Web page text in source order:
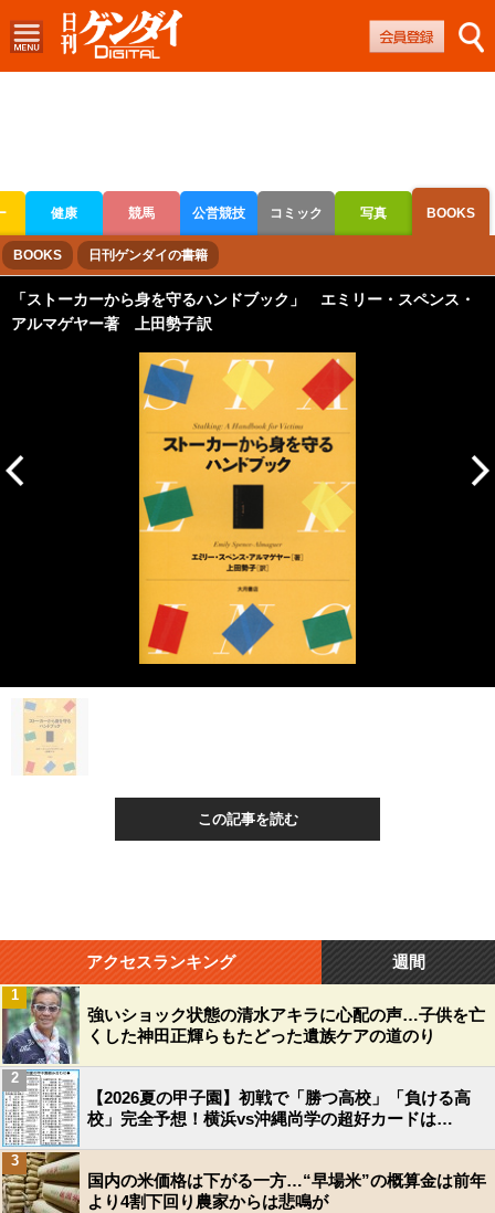
健康 競馬 公営競技 コミック 写真 BOOKS
ボートレース 競輪 オートレース
BOOKS 日刊ゲンダイの書籍
「ストーカーから身を守るハンドブック」 エミリー・スペンス・
アルマゲヤー著 上田勢子訳
この記事を読む
アクセスランキング 週間
強いショック状態の清水アキラに心配の声…子供を亡
くした神田正輝らもたどった遺族ケアの道のり
1
【2026夏の甲子園】初戦で「勝つ高校」「負ける高
校」完全予想！横浜vs沖縄尚学の超好カードは…
2
国内の米価格は下がる一方…“早場米”の概算金は前年
より4割下回り農家からは悲鳴が
3